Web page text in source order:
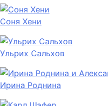
Соня Хени
Ульрих Сальхов
Ирина Роднина